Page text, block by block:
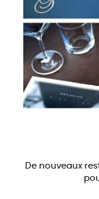
De nouveaux